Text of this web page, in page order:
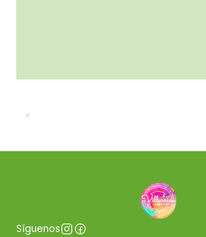
Síguenos